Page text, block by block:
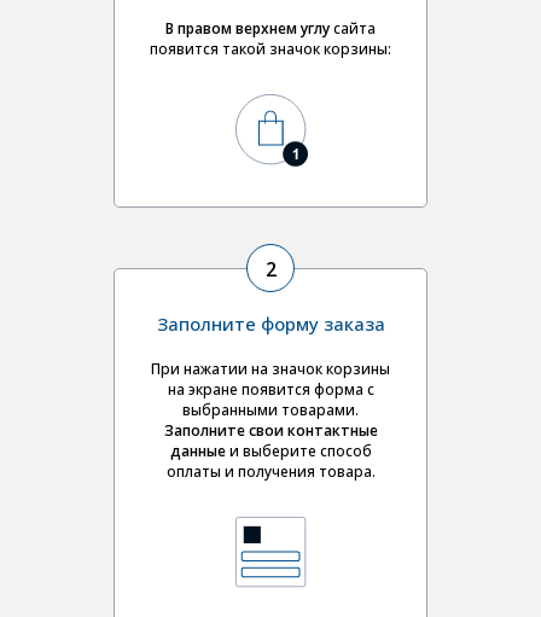
Заполните форму заказа
При нажатии на значок корзины
на экране появится форма с
выбранными товарами.
Заполните свои контактные
данныеи выберите способ
оплаты и получения товара.
2
В правом верхнем углусайта
появится такой значок корзины: